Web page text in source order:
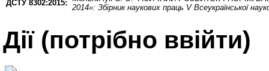
ДСТУ 8302:2015:
2014»: Збірник наукових праць V Всеукраїнської
Дії ​​(потрібно ввійти)